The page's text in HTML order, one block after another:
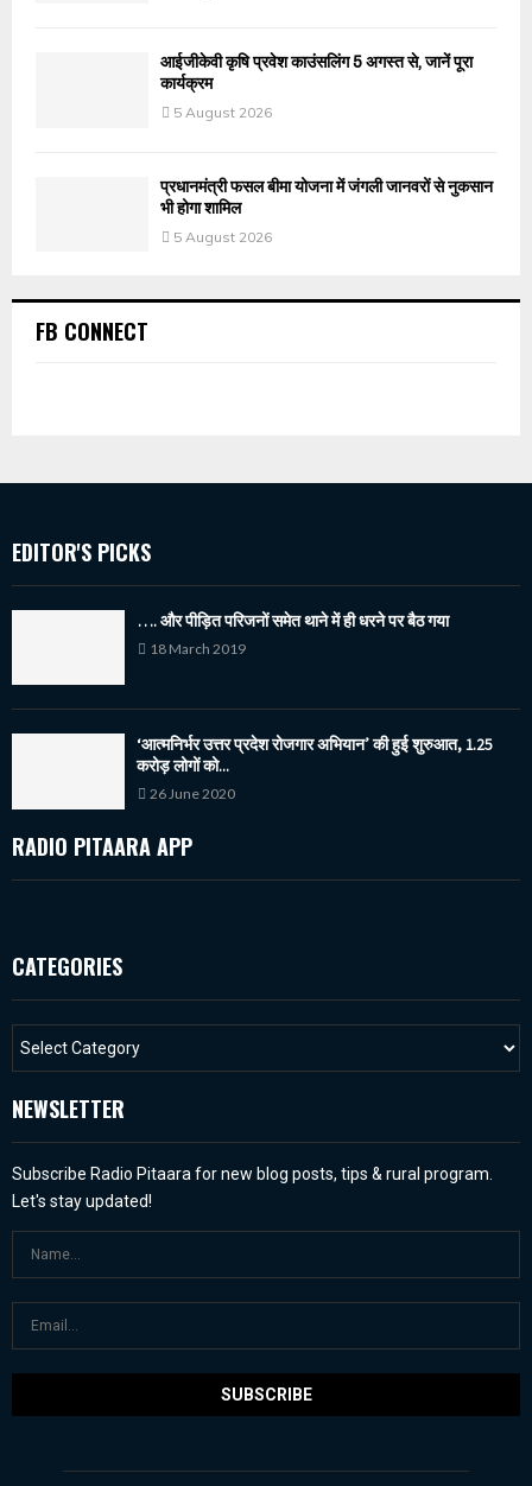
आईजीकेवी कृषि प्रवेश काउंसलिंग 5 अगस्त से, जानें पूरा
कार्यक्रम
5 August 2026
प्रधानमंत्री फसल बीमा योजना में जंगली जानवरों से नुकसान
भी होगा शामिल
5 August 2026
FB CONNECT
EDITOR'S PICKS
…. और पीड़ित परिजनों समेत थाने में ही धरने पर बैठ गया
18 March 2019
‘आत्मनिर्भर उत्तर प्रदेश रोजगार अभियान’ की हुई शुरुआत, 1.25
करोड़ लोगों को...
26 June 2020
RADIO PITAARA APP
CATEGORIES
NEWSLETTER
Subscribe Radio Pitaara for new blog posts, tips & rural program.
Let's stay updated!